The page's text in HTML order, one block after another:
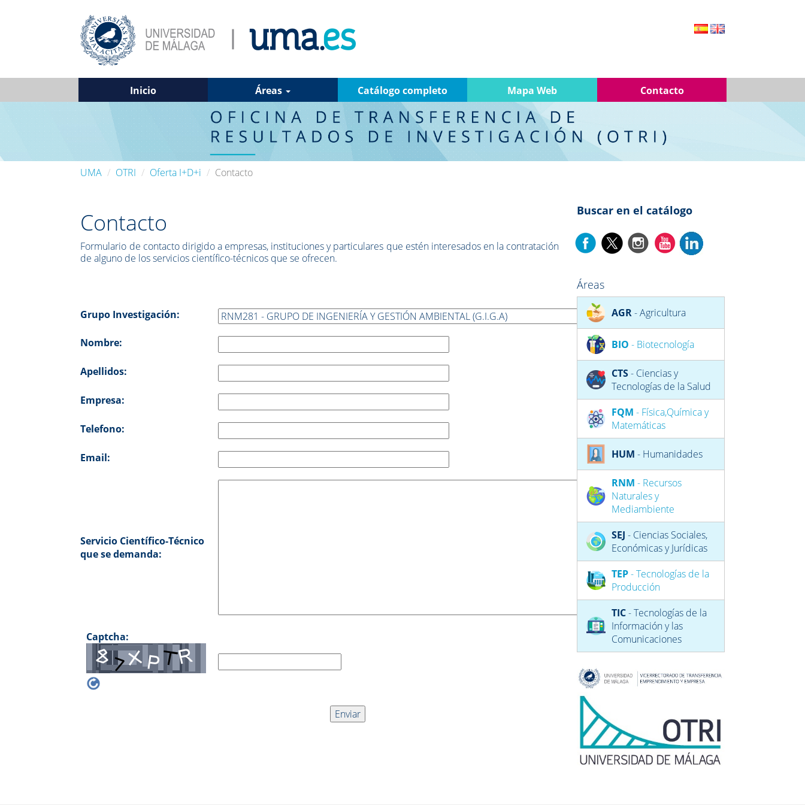
Inicio Áreas Catálogo completo Mapa Web Contacto
UMA OTRI Oferta I+D+i Contacto
Contacto
Formulario de contacto dirigido a empresas, instituciones y particulares que estén interesados en la contratación
de alguno de los servicios científico-técnicos que se ofrecen.
Grupo Investigación:
Nombre:
Apellidos:
Empresa:
Telefono:
Email:
Servicio Científico-Técnico
que se demanda:
Captcha:
Buscar en el catálogo
Áreas
AGR- Agricultura
BIO - Biotecnología
CTS- Ciencias y
Tecnologías de la Salud
FQM - Física,Química y
Matemáticas
HUM - Humanidades
RNM - Recursos
Naturales y
Mediambiente
SEJ - Ciencias Sociales,
Económicas y Jurídicas
TEP- Tecnologías de la
Producción
TIC- Tecnologías de la
Información y las
Comunicaciones